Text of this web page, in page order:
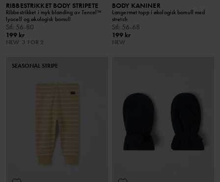
RIBBESTRIKKET BODY STRIPETE
Ribbestrikket i myk blanding av Tencel™
lyocell og økologisk bomull
Stl: 56-80
199 kr
NEW 3 FOR 2
BODY KANINER
Langermet topp i økologisk bomull med
stretch
Stl: 56-68
199 kr
NEW
SEASONAL STRIPE